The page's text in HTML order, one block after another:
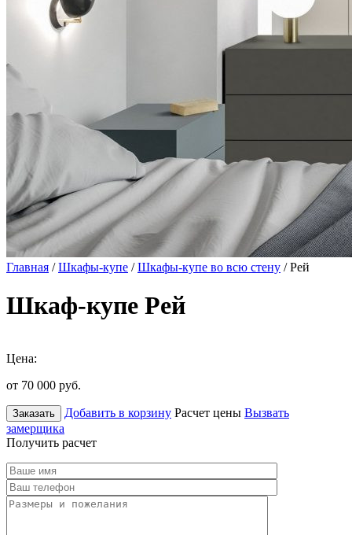
Главная /Шкафы-купе /Шкафы-купе во всю стену / Рей
Шкаф-купе Рей
Цена:
от 70 000 руб.
Заказать Добавить в корзину Расчет цены Вызвать
замерщика
Получить расчет